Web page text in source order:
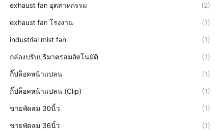
exhaust fan อุตสาหกรรม (2)
exhaust fan โรงงาน (1)
industrial mist fan (1)
กล่องปรับปริมาตรลมอัตโนมัติ (1)
กิ๊ปล็อคหน้าแปลน (1)
กิ๊ปล็อคหน้าแปลน (Clip) (1)
ขายพัดลม 30นิ้ว (1)
ขายพัดลม 36นิ้ว (1)